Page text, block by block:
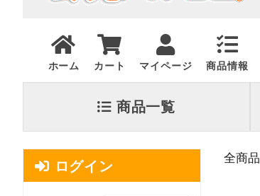
ホーム カート マイページ 商品情報
商品一覧
全商品
ログイン